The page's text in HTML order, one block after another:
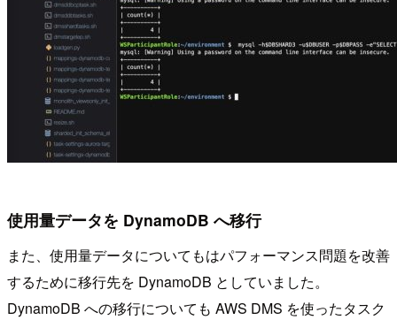
使用量データを DynamoDB へ移行
また、使用量データについてもはパフォーマンス問題を改善
するために移行先を DynamoDB としていました。
DynamoDB への移行についても AWS DMS を使ったタスク